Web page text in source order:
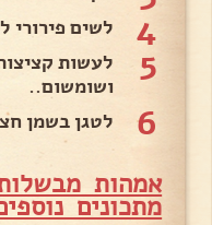
4 לשים
5
לעשות
ושומשום..
6 לטגן בשמן
אמהות
מתכונים